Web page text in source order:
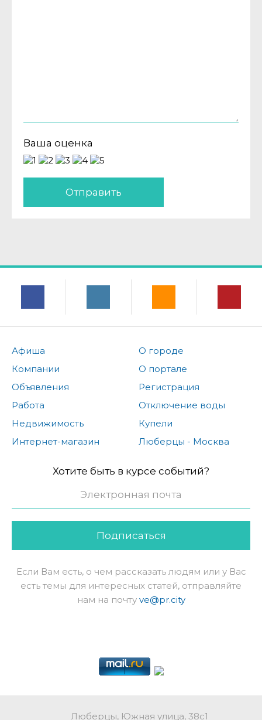
Ваша оценка
Отправить
Афиша
Компании
Объявления
Работа
Недвижимость
Интернет-магазин
О городе
О портале
Регистрация
Отключение воды
Купели
Люберцы - Москва
Хотите быть в курсе событий?
Подписаться
Если Вам есть, о чем рассказать людям или у Вас
есть темы для интересных статей, отправляйте
нам на почту ve@pr.city
Люберцы, Южная улица, 38с1